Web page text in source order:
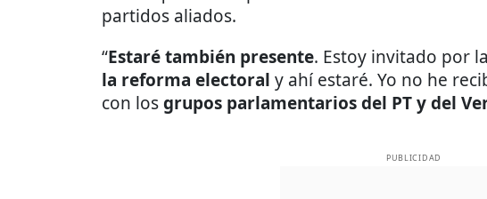
partidos aliados.
“Estaré también presente. Estoy invitado por la
la reforma electoral y ahí estaré. Yo no he
con losgrupos parlamentarios del PT y del
PUBLICIDAD